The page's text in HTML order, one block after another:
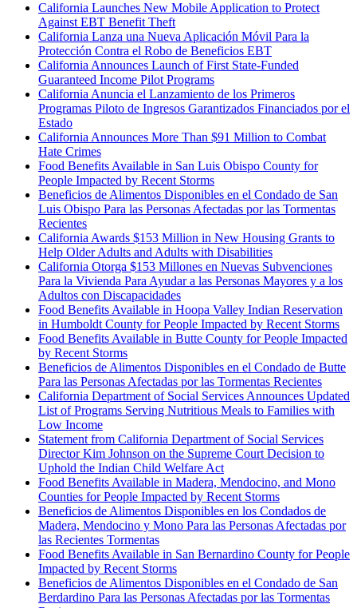
California Launches New Mobile Application to Protect
Against EBT Benefit Theft
California Lanza una Nueva Aplicación Móvil Para la
Protección Contra el Robo de Beneficios EBT
California Announces Launch of First State-Funded
Guaranteed Income Pilot Programs
California Anuncia el Lanzamiento de los Primeros
Programas Piloto de Ingresos Garantizados Financiados por el
Estado
California Announces More Than $91 Million to Combat
Hate Crimes
Food Benefits Available in San Luis Obispo County for
People Impacted by Recent Storms
Beneficios de Alimentos Disponibles en el Condado de San
Luis Obispo Para las Personas Afectadas por las Tormentas
Recientes
California Awards $153 Million in New Housing Grants to
Help Older Adults and Adults with Disabilities
California Otorga $153 Millones en Nuevas Subvenciones
Para la Vivienda Para Ayudar a las Personas Mayores y a los
Adultos con Discapacidades
Food Benefits Available in Hoopa Valley Indian Reservation
in Humboldt County for People Impacted by Recent Storms
Food Benefits Available in Butte County for People Impacted
by Recent Storms
Beneficios de Alimentos Disponibles en el Condado de Butte
Para las Personas Afectadas por las Tormentas Recientes
California Department of Social Services Announces Updated
List of Programs Serving Nutritious Meals to Families with
Low Income
Statement from California Department of Social Services
Director Kim Johnson on the Supreme Court Decision to
Uphold the Indian Child Welfare Act
Food Benefits Available in Madera, Mendocino, and Mono
Counties for People Impacted by Recent Storms
Beneficios de Alimentos Disponibles en los Condados de
Madera, Mendocino y Mono Para las Personas Afectadas por
las Recientes Tormentas
Food Benefits Available in San Bernardino County for People
Impacted by Recent Storms
Beneficios de Alimentos Disponibles en el Condado de San
Berdardino Para las Personas Afectadas por las Tormentas